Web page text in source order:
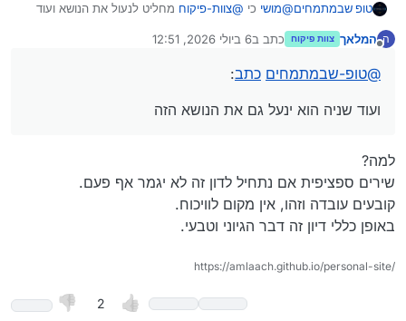
טופ שבמתמחים@מושי כי @צוות-פיקוח מחליט לנעול את הנושא ועוד
ה המלאך צוות פיקוח כתב ב6 ביולי 2026, 12:51
נערך לאחרונה על ידי
@טופ-שבמתמחים כתב:
ועוד שניה הוא ינעל גם את הנושא הזה
למה?
שירים ספציפית אם נתחיל לדון זה לא יגמר אף פעם.
קובעים עובדה וזהו, אין מקום לוויכוח.
באופן כללי דיון זה דבר הגיוני וטבעי.
https://amlaach.github.io/personal-site/
2